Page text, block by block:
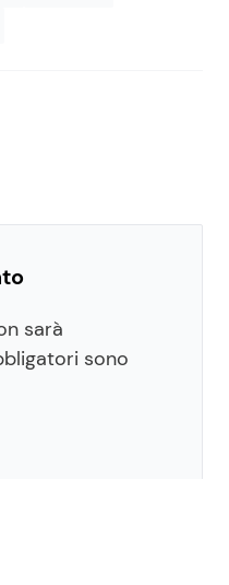
sarà
sono